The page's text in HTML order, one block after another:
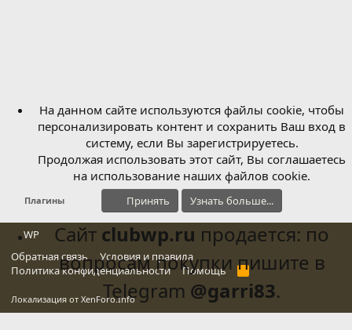
Плагины
WP
Обратная связь
Условия и правила
Политика конфиденциальности
Помощь
R
S
Локализация от XenForo.Info
На данном сайте используются файлы cookie, чтобы
персонализировать контент и сохранить Ваш вход в
систему, если Вы зарегистрируетесь.
Продолжая использовать этот сайт, Вы соглашаетесь
на использование наших файлов cookie.
Принять Узнать больше...
Сайт clubwp.ru продается: по
вопросам покупки пишите в
Telegram @garri83.